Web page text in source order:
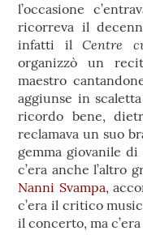
l’occasione
ricorreva il
infatti ilCentre
organizzò un
maestro
aggiunse in
ricordo bene,
reclamava un suo
gemma giovanile
c’era anche l’altro
Nanni Svampa,
c’era il critico
il concerto, ma